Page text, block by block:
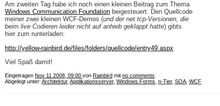
Am zweiten Tag habe ich noch einen kleinen Beitrag zum Thema
Windows Communication Foundation beigesteuert. Den Quellcode
meiner zwei kleinen WCF-Demos (und der net.tcp-Versionen, die
beim live Codieren leider nicht auf anhieb geklappt hatte) gibts
hier zum runterladen:
http://yellow-rainbird.de/files/folders/quellcode/entry49.aspx
Viel Spaß damit!
Eingetragen Nov 11 2008, 09:00 von Rainbird mit no comments
Abgelegt unter: Architektur, Applikationsserver, Windows.Forms n-Tier, SOA WCF